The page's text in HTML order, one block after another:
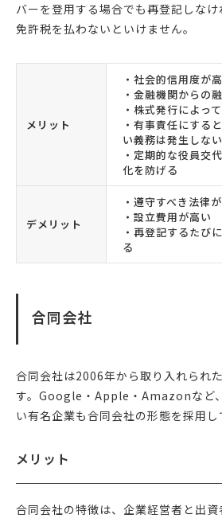
バーを登用する場合でも再登記しな
免許税を払わないといけません。
メリット
・社会的信用度が
・金融機関からの
・株式発行によっ
・有事責任にする
い義務は発生しない
・定期的な役員交
化を防げる
デメリット
・遵守すべき法律
・設立費用が高い
・再登記するたび
る
合同会社
合同会社は2006年から取り入れられ
す。Google・Apple・Amazonなど
い有名企業も合同会社の形態を採用し
メリット
合同会社の特徴は、企業経営者と出